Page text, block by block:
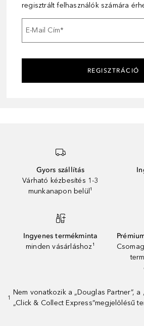
regisztrált felhasználók számára
E-Mail Cím*
REGISZTRÁCIÓ
Gyors szállítás
Várható kézbesítés 1-3
munkanapon belül¹
Ingyenes termékminta
minden vásárláshoz¹
1
Nem vonatkozik a „Douglas Partner”, a
„Click & Collect Express”megjelölésű